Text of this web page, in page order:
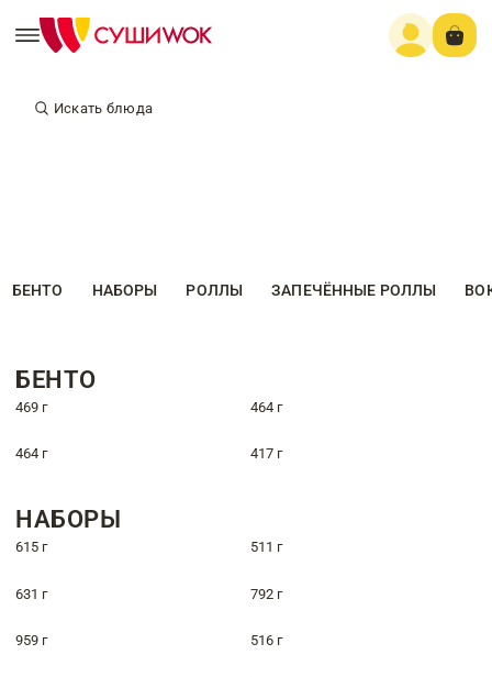
Искать блюда
БЕНТО НАБОРЫ РОЛЛЫ ЗАПЕЧЁННЫЕ РОЛЛЫ
БЕНТО
469 г 464 г
464 г 417 г
НАБОРЫ
615 г 511 г
631 г 792 г
959 г 516 г